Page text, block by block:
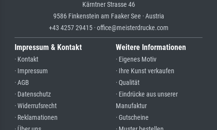
Kärntner Strasse 46
9586 Finkenstein am Faaker See · Austria
+43 4257 29415 · office@meisterdrucke.com
Impressum & Kontakt
· Kontakt
· Impressum
· AGB
· Datenschutz
· Widerrufsrecht
· Reklamationen
Weitere Informationen
· Eigenes Motiv
· Ihre Kunst verkaufen
· Qualität
· Eindrücke aus unserer
Manufaktur
· Gutscheine